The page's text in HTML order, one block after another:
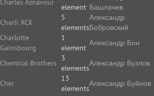
Charles Aznavour
element
Charli XCX
5
elements
Charlotte
Gainsbourg
1
element
Chemical Brothers
3
elements
Cher
13
elements
Башлачев
Александр
Бобровский
Александр Бон
Александр Бузлов
Александр Буйнов